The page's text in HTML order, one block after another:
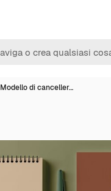
Modello di canceller…